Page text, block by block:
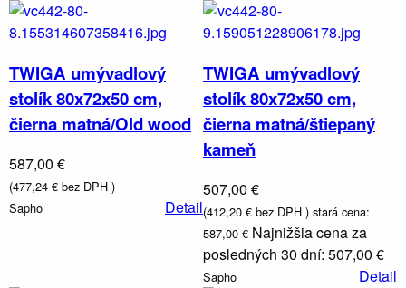
Nábytok,
zrkadlá a
osvetlenie
TWIGA umývadlový
stolík 80x72x50 cm,
čierna matná/Old wood
587,00 €
(477,24 € bez DPH )
Sapho
Detail
TWIGA umývadlový
stolík 80x72x50 cm,
čierna matná/štiepaný
kameň
507,00 €
(412,20 € bez DPH ) stará cena:
587,00 € Najnižšia cena za
posledných 30 dní: 507,00 €
Sapho Detail